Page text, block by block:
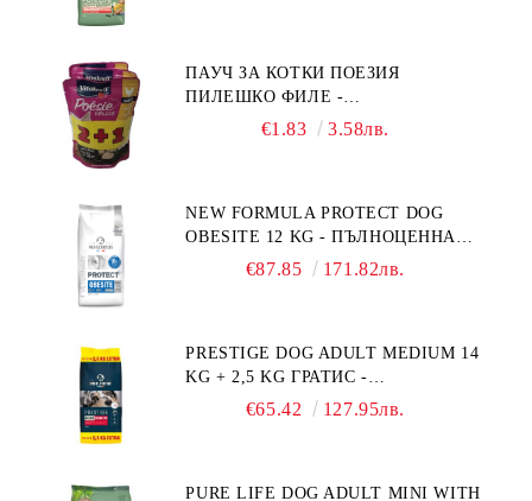
БЕЗ ЗЪРНО, БЕЗ ГЛУТЕН.
ПРОИЗВЕДЕНА ВЪВ ФРАНЦИЯ.
ПАУЧ ЗА КОТКИ ПОЕЗИЯ
ПИЛЕШКО ФИЛЕ -
ПРОМОКОМПЛЕКТ 3 БР.
€1.83 3.58лв.
NEW FORMULA PROTECT DOG
OBESITE 12 KG - ПЪЛНОЦЕННА
ДИЕТИЧНА ХРАНА ЗА КУЧЕТА
"РЕГУЛИРАНЕ НА ВНОСА НА
ГЛЮКОЗА (DIABETES MELLITUS)."
€87.85 171.82лв.
PRESTIGE DOG ADULT MEDIUM 14
KG + 2,5 KG ГРАТИС -
ПЪЛНОЦЕННА ХРАНА ЗА
€65.42 127.95лв.
PURE LIFE DOG ADULT MINI WITH